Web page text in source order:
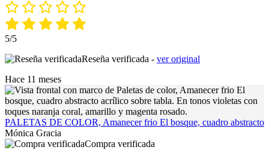
5/5
Reseña verificada - ver original
Hace 11 meses
PALETAS DE COLOR, Amanecer frio El bosque, cuadro abstracto
Mónica Gracia
Compra verificada